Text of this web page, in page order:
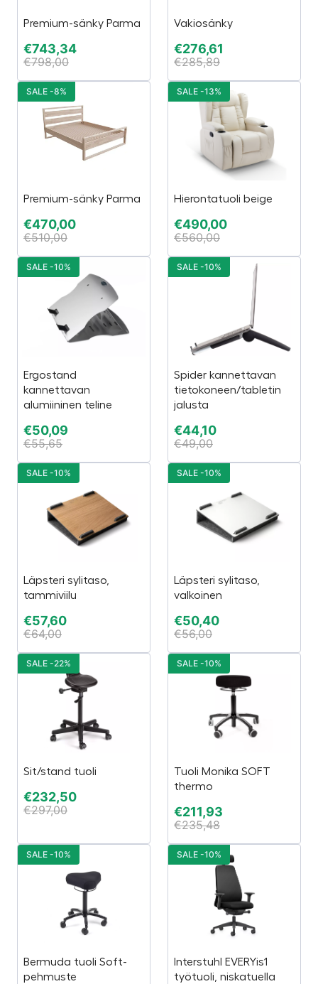
Premium-sänky Parma
€743,34
€798,00
Vakiosänky
€276,61
€285,89
Premium-sänky Parma
€470,00
€510,00
SALE -8%
Hierontatuoli beige
€490,00
€560,00
SALE -13%
Ergostand
kannettavan
alumiininen teline
€50,09
€55,65
SALE -10%
Spider kannettavan
tietokoneen/tabletin
jalusta
€44,10
€49,00
SALE -10%
Läpsteri sylitaso,
tammiviilu
€57,60
€64,00
SALE -10%
Läpsteri sylitaso,
valkoinen
€50,40
€56,00
SALE -10%
Sit/stand tuoli
€232,50
€297,00
SALE -22%
Tuoli Monika SOFT
thermo
€211,93
€235,48
SALE -10%
Bermuda tuoli Soft-
pehmuste
SALE -10%
Interstuhl EVERYis1
työtuoli, niskatuella
SALE -10%